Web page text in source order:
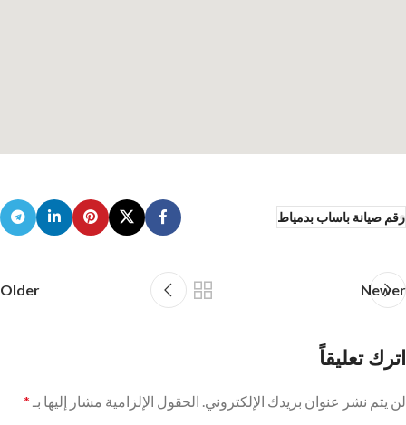
رقم صيانة باساب بدمياط
Newer
Older
اترك تعليقاً
لن يتم نشر عنوان بريدك الإلكتروني. الحقول الإلزامية مشار إليها بـ *